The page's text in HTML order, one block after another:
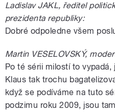
Ladislav JAKL, ředitel
prezidenta republiky:
Dobré odpoledne všem
Martin VESELOVSKÝ,
Po té sérii milostí to vypadá,
Klaus tak trochu
když se podíváme na tuto
podzimu roku 2009, jsou